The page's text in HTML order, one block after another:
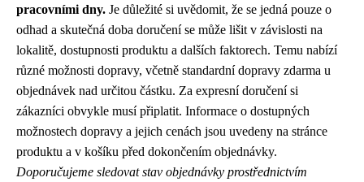
pracovními dny. Je důležité si uvědomit, že se jedná pouze o
odhad a skutečná doba doručení se může lišit v závislosti na
lokalitě, dostupnosti produktu a dalších faktorech. Temu nabízí
různé možnosti dopravy, včetně standardní dopravy zdarma u
objednávek nad určitou částku. Za expresní doručení si
zákazníci obvykle musí připlatit. Informace o dostupných
možnostech dopravy a jejich cenách jsou uvedeny na stránce
produktu a v košíku před dokončením objednávky.
Doporučujeme sledovat stav objednávky prostřednictvím